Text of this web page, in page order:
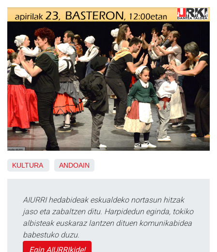
KULTURA ANDOAIN
AIURRI hedabideak eskualdeko nortasun hitzak
jaso eta zabaltzen ditu. Harpidedun eginda, tokiko
albisteak euskaraz lantzen dituen komunikabidea
babestuko duzu.
Egin AIURRIkide!